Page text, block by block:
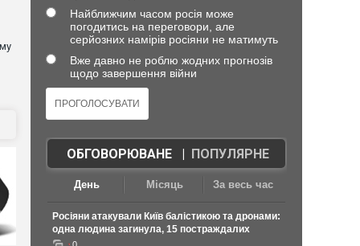
Найближчим часом росія може
погодитись на переговори, але
серйозних намірів росіяни не матимуть
Вже давно не роблю жодних прогнозів
щодо завершення війни
ОБГОВОРЮВАНЕ| ПОПУЛЯРНЕ
День Місяць За весь час
Росіяни атакували Київ балістикою та дронами:
одна людина загинула, 15 постраждалих